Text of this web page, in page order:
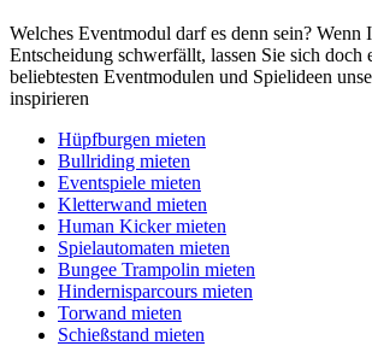
Welches Eventmodul darf es denn sein? Wenn
Entscheidung schwerfällt, lassen Sie sich doch
beliebtesten Eventmodulen und Spielideen
inspirieren
Hüpfburgen mieten
Bullriding mieten
Eventspiele mieten
Kletterwand mieten
Human Kicker mieten
Spielautomaten mieten
Bungee Trampolin mieten
Hindernisparcours mieten
Torwand mieten
Schießstand mieten